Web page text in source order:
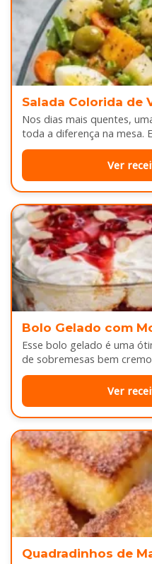
Salada Colorida de
Nos dias mais quentes,
toda a diferença na mesa.
legumes cozidos…
Ver
Bolo Gelado com
Esse bolo gelado é uma
de sobremesas bem
camadas de massa…
Ver
Quadradinhos de